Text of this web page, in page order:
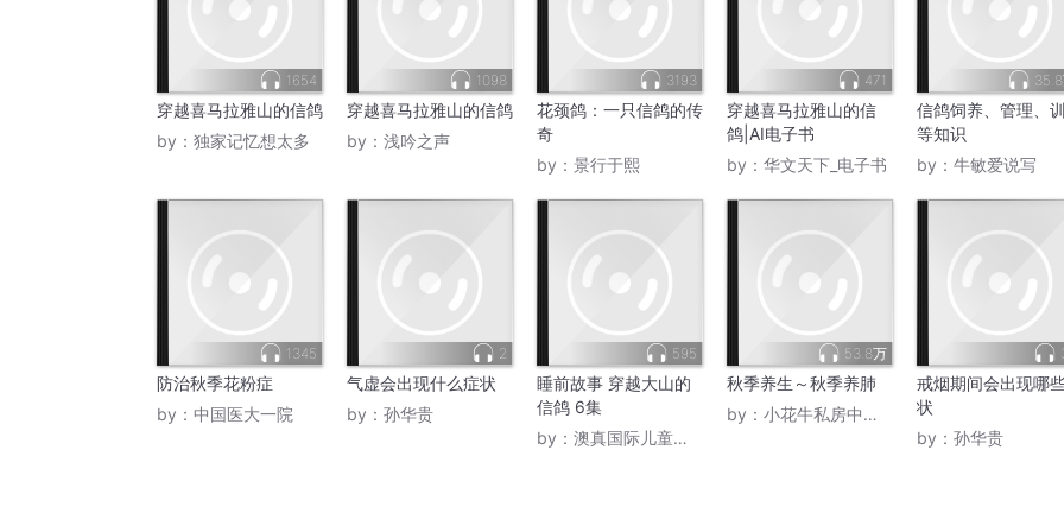
1654
穿越喜马拉雅山的信鸽
by： 独家记忆想太多
1098
穿越喜马拉雅山的信鸽
by： 浅吟之声
3193
花颈鸽：一只信鸽的传
奇
by： 景行于熙
471
穿越喜马拉雅山的信
鸽|AI电子书
by： 华文天下_电子书
信鸽饲养、管理、
等知识
by： 牛敏爱说写
1345
防治秋季花粉症
by： 中国医大一院
2
气虚会出现什么症状
by： 孙华贵
595
睡前故事 穿越大山的
信鸽 6集
by： 澳真国际儿童俱乐部
53.8万
秋季养生～秋季养肺
by： 小花牛私房中医养生
戒烟期间会出现哪
状
by： 孙华贵